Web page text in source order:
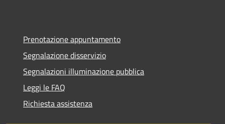
Prenotazione appuntamento
Segnalazione disservizio
Segnalazioni illuminazione pubblica
Leggi le FAQ
Richiesta assistenza